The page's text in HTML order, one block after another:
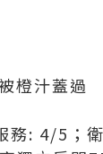
橙汁蓋過
務: 4/5；